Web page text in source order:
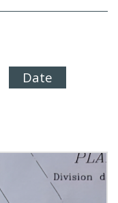
Date